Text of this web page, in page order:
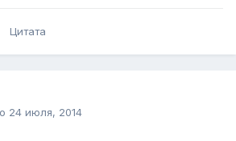
Цитата
24 июля, 2014